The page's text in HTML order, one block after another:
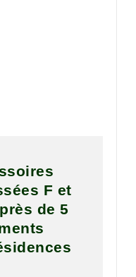
F et
de 5